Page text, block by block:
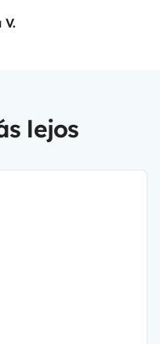
V.
lejos